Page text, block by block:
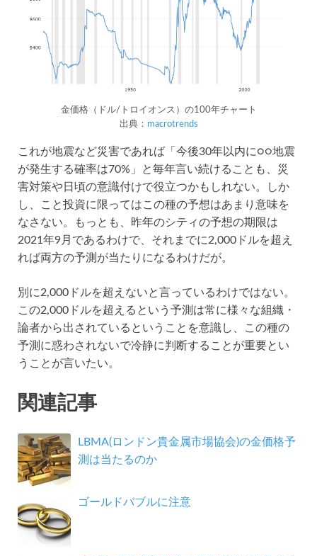
金価格（ドル/トロイオンス）の100年チャート
出典： macrotrends
これが地震など災害であれば「今後30年以内に○○地震
が発生する確率は70%」と毎年言い続けることも、災
害対策や日頃の意識付けで役立つかもしれない。しか
し、こと投資に限ってはこの種の予想はあまり意味を
なさない。もっとも、昨年のシティの予想の期限は
2021年9月であるわけで、それまでに2,000ドルを超え
れば両方の予測が当たりになるわけだが。
別に2,000ドルを超えないと言っているわけではない。
この2,000ドルを超えるという予測は常に様々な組織・
論者から出されているということを意識し、この種の
予測に惑わされないで冷静に判断することが重要とい
うことが言いたい。
関連記事
LBMA(ロンドン貴金属市場協会)の金価格予
測は当たるのか
ゴールドバブルに注意